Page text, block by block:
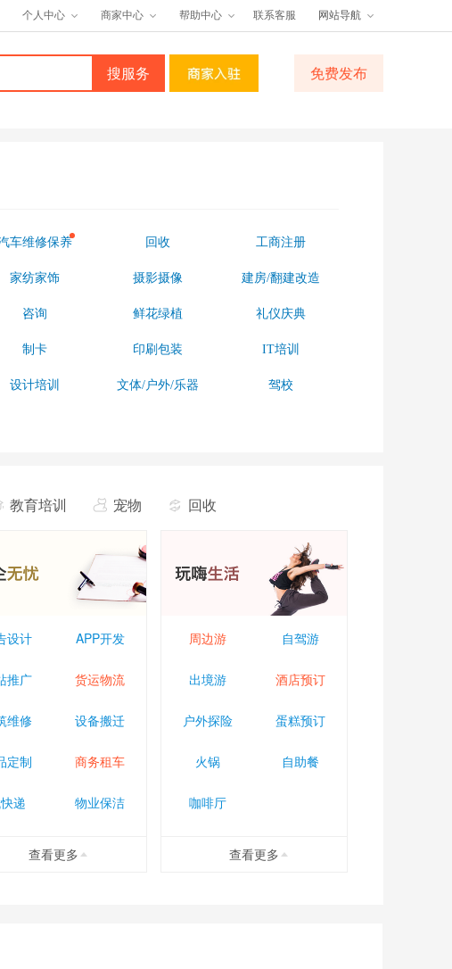
个人中心 商家中心 帮助中心 联系客服 网站导航
免费发布
车维修保养 回收 工商注册
家纺家饰 摄影摄像 建房/翻建改造
咨询 鲜花绿植 礼仪庆典
制卡 印刷包装 IT培训
设计培训 文体/户外/乐器 驾校
教育培训 宠物 回收
设计 APP开发
推广 货运物流
维修 设备搬迁
定制 商务租车
递 物业保洁
查看更多
周边游 自驾游
出境游 酒店预订
户外探险 蛋糕预订
火锅 自助餐
咖啡厅
查看更多